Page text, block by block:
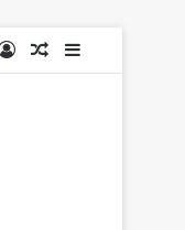
Log InRandom Article
Sidebar